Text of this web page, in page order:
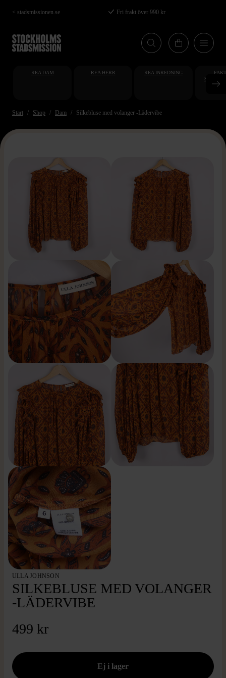
Hoppa
till
huvudinnehåll
< stadsmissionen.se Fri frakt över 990 kr
REA DAM REA HERR REA INREDNING
Start Shop Dam Silkebluse med volanger -Lädervibe
ULLA JOHNSON
SILKEBLUSE MED VOLANGER
-LÄDERVIBE
499 kr